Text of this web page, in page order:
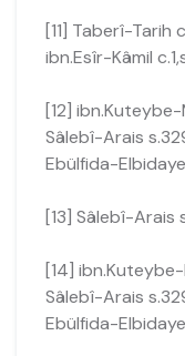
[11] Taberî-Tarih
ibn.Esîr-Kâmil
[12] ibn.Kuteybe-
Sâlebî-Arais
Ebülfida-
[13] Sâlebî-Arais
[14] ibn.Kuteybe-
Sâlebî-Arais
Ebülfida-